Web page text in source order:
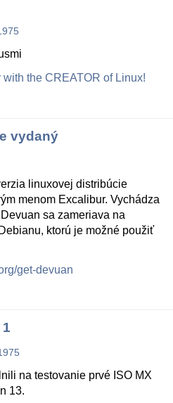
the CREATOR of Linux!
vydaný
linuxovej distribúcie
menom Excalibur. Vychádza
sa zameriava na
ktorú je možné použiť
get-devuan
na testovanie prvé ISO MX
13.